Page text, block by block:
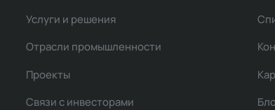
Услуги и решения
Отрасли промышленности
Проекты
Связи с инвесторами